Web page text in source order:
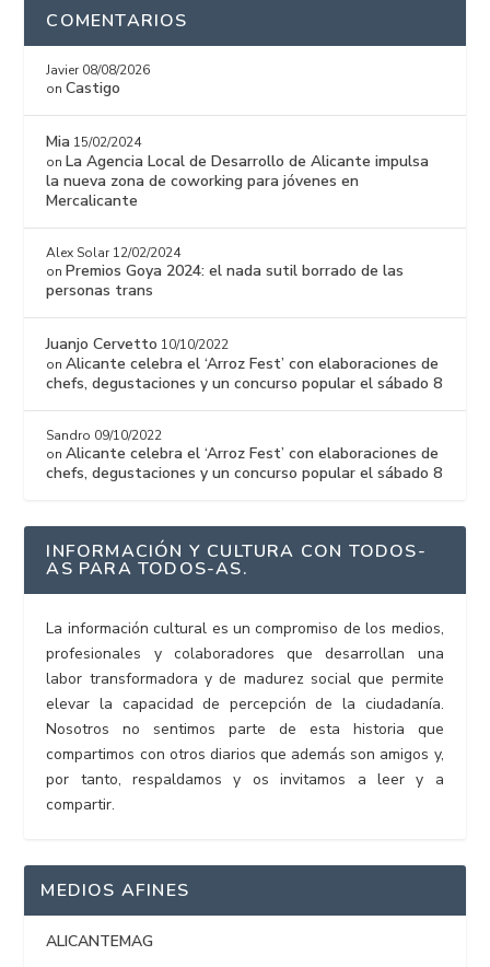
COMENTARIOS
Javier 08/08/2026
onCastigo
Mia 15/02/2024
on La Agencia Local de Desarrollo de Alicante impulsa
la nueva zona de coworking para jóvenes en
Mercalicante
Alex Solar 12/02/2024
on Premios Goya 2024: el nada sutil borrado de las
personas trans
Juanjo Cervetto 10/10/2022
onAlicante celebra el ‘Arroz Fest’ con elaboraciones de
chefs, degustaciones y un concurso popular el sábado 8
Sandro 09/10/2022
onAlicante celebra el ‘Arroz Fest’ con elaboraciones de
chefs, degustaciones y un concurso popular el sábado 8
INFORMACIÓN Y CULTURA CON TODOS-
AS PARA TODOS-AS.
La información cultural es un compromiso de los medios,
profesionales y colaboradores que desarrollan una
labor transformadora y de madurez social que permite
elevar la capacidad de percepción de la ciudadanía.
Nosotros no sentimos parte de esta historia que
compartimos con otros diarios que además son amigos y,
por tanto, respaldamos y os invitamos a leer y a
compartir.
MEDIOS AFINES
ALICANTEMAG